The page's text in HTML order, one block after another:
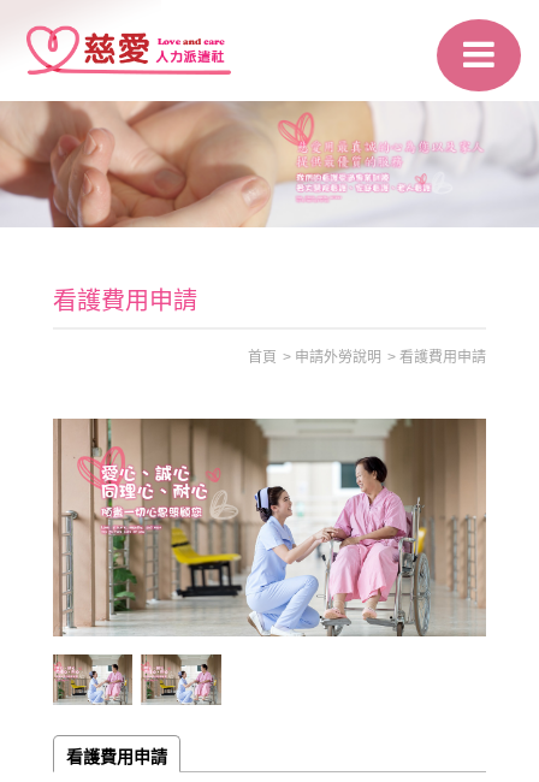
看護費用申請
首頁 申請外勞說明 看護費用申請
看護費用申請